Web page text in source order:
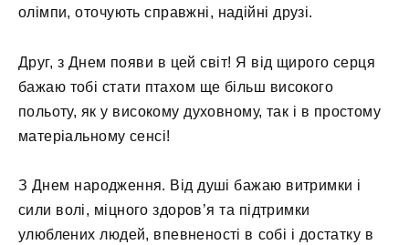
олімпи, оточують справжні, надійні друзі.
Друг, з Днем появи в цей світ! Я від щирого серця
бажаю тобі стати птахом ще більш високого
польоту, як у високому духовному, так і в простому
матеріальному сенсі!
З Днем народження. Від душі бажаю витримки і
сили волі, міцного здоров’я та підтримки
улюблених людей, впевненості в собі і достатку в